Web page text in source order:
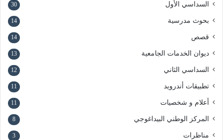
السداسي الأول 30
بحوث مدرسية 14
قصص 14
ديوان الخدمات الجامعية 13
السداسي الثاني 12
تطبيقات أندرويد 11
أعلام و شخصيات 11
المركز الوطني البيداغوجي 8
مناظرات 3